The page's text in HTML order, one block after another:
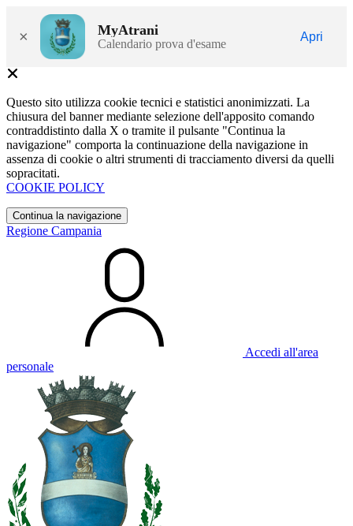
× MyAtrani
Calendario prova d'esame
Apri
Questo sito utilizza cookie tecnici e statistici anonimizzati. La
chiusura del banner mediante selezione dell'apposito comando
contraddistinto dalla X o tramite il pulsante "Continua la
navigazione" comporta la continuazione della navigazione in
assenza di cookie o altri strumenti di tracciamento diversi da quelli
sopracitati.
COOKIE POLICY
Continua la navigazione
Regione Campania
Accedi all'area
personale